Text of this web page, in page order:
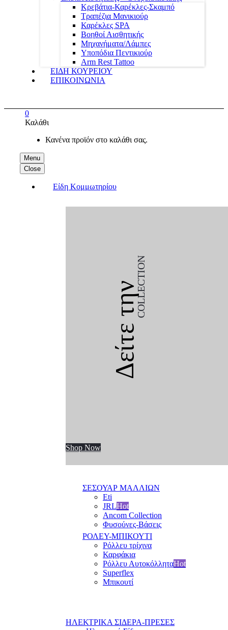
Κρεβάτια-Καρέκλες-Σκαμπό
Τραπέζια Μανικιούρ
Καρέκλες SPA
Βοηθοί Αισθητικής
Μηχανήματα/Λάμπες
Υποπόδια Πεντικιούρ
Arm Rest Tattoo
ΕΙΔΗ ΚΟΥΡΕΙΟΥ
ΕΠΙΚΟΙΝΩΝΙΑ
Menu
Close
Είδη Κομμωτηρίου
Δείτε τηνCOLLECTION
Shop Now
ΣΕΣΟΥΑΡ ΜΑΛΛΙΩΝ
Eti
JRLHot
Ancom Collection
Φυσούνες-Βάσεις
ΡΟΛΕΥ-ΜΠΙΚΟΥΤΙ
Ρόλλευ τρίχινα
Καρφάκια
Ρόλλευ ΑυτοκόλληταHot
Superflex
Μπικουτί
ΗΛΕΚΤΡΙΚΑ ΣΙΔΕΡΑ-ΠΡΕΣΕΣ
0
Καλάθι
Κανένα προϊόν στο καλάθι σας.